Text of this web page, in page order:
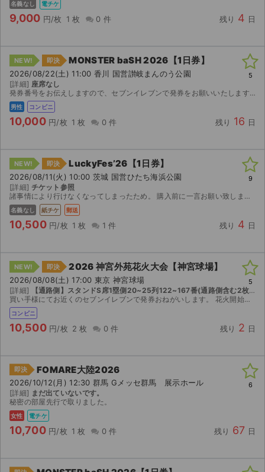
手数料・お支払い方法
よくある質問
お知らせ
サイト情報
チケットジャム利用規約
プライバシーポリシー
特定商取引法に基づく表記
名義なし 電チケ
9,000 円/枚 1 枚 0 件 残り 4 日
NEW! 即決 MONSTER baSH 2026【1日券】
2026/08/22(土) 11:00 香川 国営讃岐まんのう公園
[詳細] 座席なし
発券番号をお伝えしますので、セブンイレブンで発券をお願いいたします。
男性 コンビニ
10,000 円/枚 1 枚 0 件 残り 16 日
5
NEW! 即決 LuckyFes’26【1日券】
2026/08/11(火) 10:00 茨城 国営ひたち海浜公園
[詳細] チケット参照
諸事情により行けなくなってしまったため。 購入前に一言お願い致します。
名義なし 紙チケ 郵送
10,500 円/枚 1 枚 1 件 残り 4 日
9
NEW! 即決 2026 神宮外苑花火大会【神宮球場】
2026/08/08(土) 17:00 東京 神宮球場
[詳細]
【通路側】スタンドS席1塁側20~25列122~167番(通路側含む2枚連番)
買い手様にてお近くのセブンイレブンで発券おねがいします。 花火開始時間（予定）は１９：３０。雨天決行。荒天時は８／９（日）に順延。開場・開演時間は予定のため変更の可能性あり。 開催が中止され...
コンビニ
10,500 円/枚 2 枚 0 件 残り 2 日
5
即決 FOMARE大陸2026
2026/10/12(月) 12:30 群馬 Gメッセ群馬 展示ホール
[詳細] まだ出ていないです。
秘密の部屋先行で取りました。
女性 電チケ
10,700 円/枚 1 枚 0 件 残り 67 日
6